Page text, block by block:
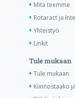
Mitä teemme
Rotaract ja
Yhteistyö
Linkit
Tule mukaan
Tule mukaan
Kiinnostaako